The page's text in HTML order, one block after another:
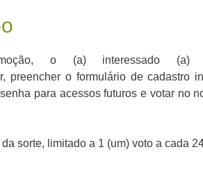
o (a) interessado
preencher o formulário de cadastro
para acessos futuros e votar no
sorte, limitado a 1 (um) voto a cada